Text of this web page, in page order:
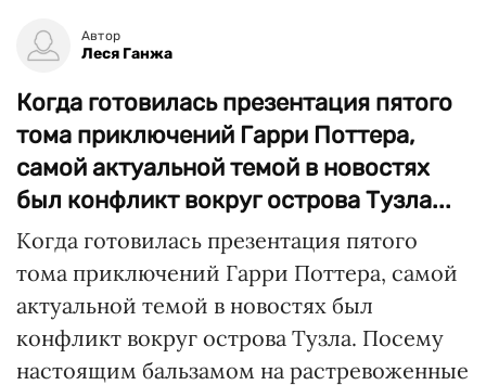
Автор
Леся Ганжа
Когда готовилась презентация пятого
тома приключений Гарри Поттера,
самой актуальной темой в новостях
был конфликт вокруг острова Тузла...
Когда готовилась презентация пятого
тома приключений Гарри Поттера, самой
актуальной темой в новостях был
конфликт вокруг острова Тузла. Посему
настоящим бальзамом на растревоженные